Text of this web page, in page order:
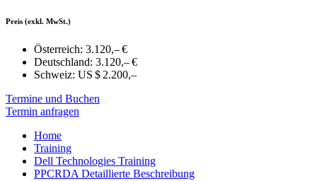
Preis (exkl. MwSt.)
Österreich: 3.120,– €
Deutschland: 3.120,– €
Schweiz: US $ 2.200,–
Termine und Buchen
Termin anfragen
Home
Training
Dell Technologies Training
PPCRDA Detaillierte Beschreibung